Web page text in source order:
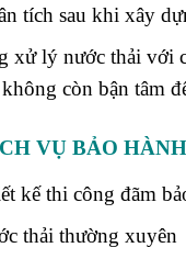
tích sau khi xây
xử lý nước thải với
còn bận tâm
VỤ BẢO
kế thi công đãm
thải thường xuyên